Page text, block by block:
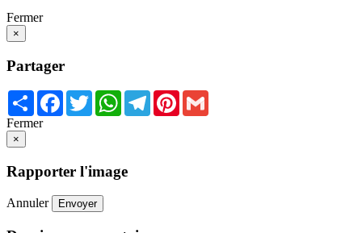
Fermer
×
Partager
Share Facebook
TwitterWhatsApp
TelegramPinterest
Fermer
×
Rapporter l'image
Annuler Envoyer